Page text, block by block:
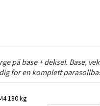
på base + deksel. Base,
for en komplett
180 kg